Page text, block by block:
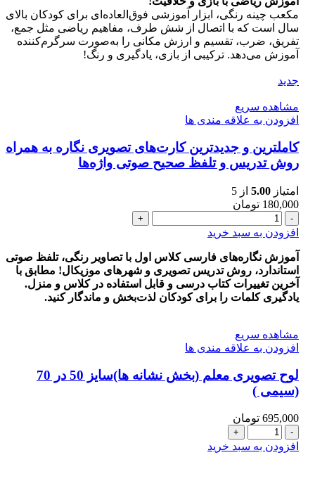
چینه
اول
دبستان
همراه
آموزش
سال است که با اتصال از شش طرف، مفاهیم ریاضی مثل جمع،
تفریق، ضرب، تقسیم و ارزش مکانی را به‌صورت سرگرم‌کننده
آموزش می‌دهد. ترکیبی از بازی، یادگیری و رنگ!
جدید
مشاهده سریع
افزودن به علاقه مندی ها
کاملترین و جدیدترین کارت‌های تصویری نگاره به همراه
روش تدریس و تلفظ صحیح صوتی واژه‌ها
امتیاز 5.00 از 5
180,000 تومان
کاملترین
و
کارت‌های
تصویری
نگاره
به
تدریس
و
صحیح
صوتی
عدد
افزودن به سبد خرید
آموزش نگاره‌های فارسی کلاس اول با تصاویر رنگی، تلفظ صوتی
استاندارد، روش تدریس تصویری و شهرهای موزیکال! مطابق با
آخرین تغییرات کتاب درسی و قابل استفاده در کلاس و منزل.
یادگیری کلمات را برای کودکان لذت‌بخش و ماندگار کنید.
مشاهده سریع
افزودن به علاقه مندی ها
لوح تصويری معلم (بخش نشانه ها)سایز 50 در 70
(سیمی )
695,000 تومان
لوح
تصويری
افزودن به سبد خرید